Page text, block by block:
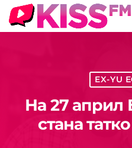
EX-YU
На 27 април
стана